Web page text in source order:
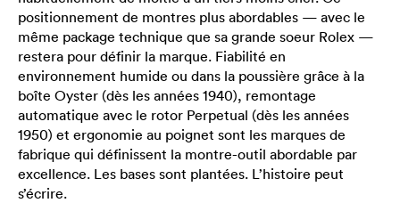
positionnement de montres plus abordables — avec le
même package technique que sa grande soeur Rolex —
restera pour définir la marque. Fiabilité en
environnement humide ou dans la poussière grâce à la
boîte Oyster (dès les années 1940), remontage
automatique avec le rotor Perpetual (dès les années
1950) et ergonomie au poignet sont les marques de
fabrique qui définissent la montre-outil abordable par
excellence. Les bases sont plantées. L’histoire peut
s’écrire.